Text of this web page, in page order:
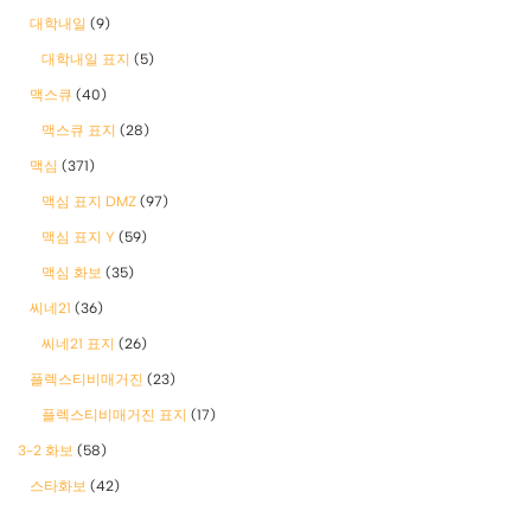
대학내일 (9)
대학내일 표지 (5)
맥스큐 (40)
맥스큐 표지 (28)
맥심 (371)
맥심 표지 DMZ (97)
맥심 표지 Y (59)
맥심 화보 (35)
씨네21 (36)
씨네21 표지 (26)
플렉스티비매거진 (23)
플렉스티비매거진 표지 (17)
3-2 화보 (58)
스타화보 (42)